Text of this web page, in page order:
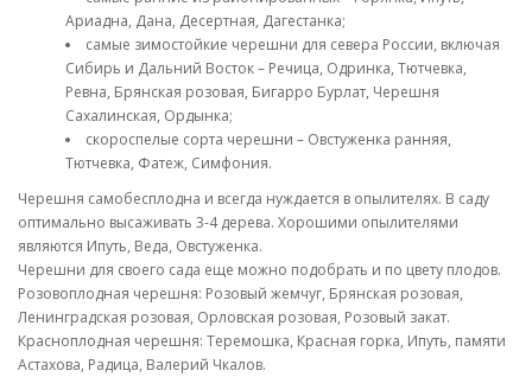
Ариадна, Дана, Десертная, Дагестанка;
самые зимостойкие черешни для севера России, включая
Сибирь и Дальний Восток – Речица, Одринка, Тютчевка,
Ревна, Брянская розовая, Бигарро Бурлат, Черешня
Сахалинская, Ордынка;
скороспелые сорта черешни – Овстуженка ранняя,
Тютчевка, Фатеж, Симфония.
Черешня самобесплодна и всегда нуждается в опылителях. В саду
оптимально высаживать 3-4 дерева. Хорошими опылителями
являются Ипуть, Веда, Овстуженка.
Черешни для своего сада еще можно подобрать и по цвету плодов.
Розовоплодная черешня: Розовый жемчуг, Брянская розовая,
Ленинградская розовая, Орловская розовая, Розовый закат.
Красноплодная черешня: Теремошка, Красная горка, Ипуть, памяти
Астахова, Радица, Валерий Чкалов.